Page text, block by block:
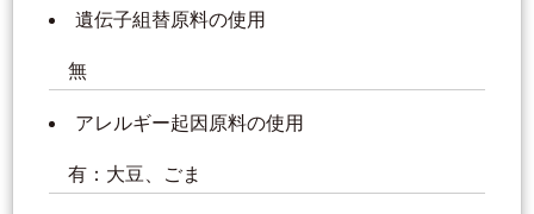
遺伝子組替原料の使用
無
アレルギー起因原料の使用
有：大豆、ごま